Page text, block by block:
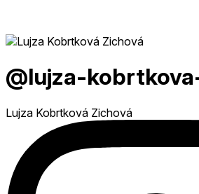
@lujza-
Lujza Kobrtková Zichová